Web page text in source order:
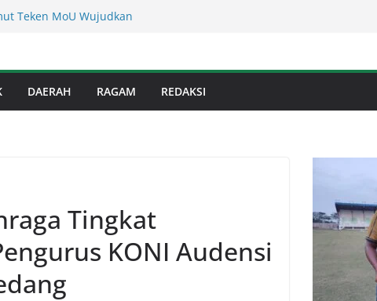
Teken MoU Wujudkan
Kota Medan, Dinas
DAERAH RAGAM REDAKSI
Tingkat
KONI Audensi